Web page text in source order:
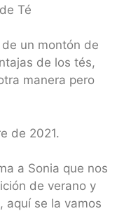
Té
un montón de
de los tés,
manera pero
de 2021.
a Sonia que nos
de verano y
aquí se la vamos